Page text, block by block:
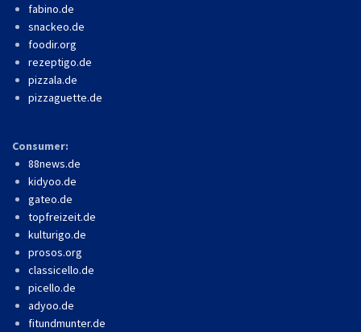
fabino.de
snackeo.de
foodir.org
rezeptigo.de
pizzala.de
pizzaguette.de
Consumer:
88news.de
kidyoo.de
gateo.de
topfreizeit.de
kulturigo.de
prosos.org
classicello.de
picello.de
adyoo.de
fitundmunter.de